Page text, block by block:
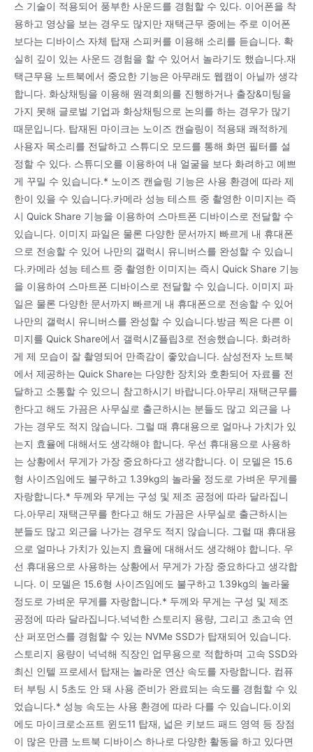
스 기술이 적용되어 풍부한 사운드를 경험할 수 있다. 이어폰을 착
용하고 영상을 보는 경우도 많지만 재택근무 중에는 주로 이어폰
보다는 디바이스 자체 탑재 스피커를 이용해 소리를 듣습니다. 확
실히 깊이 있는 사운드 경험을 할 수 있어서 놀라기도 했습니다.재
택근무용 노트북에서 중요한 기능은 아무래도 웹캠이 아닐까 생각
합니다. 화상채팅을 이용해 원격회의를 진행하거나 출장&미팅을
가지 못해 글로벌 기업과 화상채팅으로 논의를 하는 경우가 많기
때문입니다. 탑재된 마이크는 노이즈 캔슬링이 적용돼 쾌적하게
사용자 목소리를 전달하고 스튜디오 모드를 통해 화면 필터를 설
정할 수 있다. 스튜디오를 이용하여 내 얼굴을 보다 화려하고 예쁘
게 꾸밀 수 있습니다.* 노이즈 캔슬링 기능은 사용 환경에 따라 제
한이 있을 수 있습니다.카메라 성능 테스트 중 촬영한 이미지는 즉
시 Quick Share 기능을 이용하여 스마트폰 디바이스로 전달할 수
있습니다. 이미지 파일은 물론 다양한 문서까지 빠르게 내 휴대폰
으로 전송할 수 있어 나만의 갤럭시 유니버스를 완성할 수 있습니
다.카메라 성능 테스트 중 촬영한 이미지는 즉시 Quick Share 기능
을 이용하여 스마트폰 디바이스로 전달할 수 있습니다. 이미지 파
일은 물론 다양한 문서까지 빠르게 내 휴대폰으로 전송할 수 있어
나만의 갤럭시 유니버스를 완성할 수 있습니다.방금 찍은 다른 이
미지를 Quick Share에서 갤럭시Z플립3로 전송했습니다. 화려하
게 제 모습이 잘 촬영되어 만족감이 좋았습니다. 삼성전자 노트북
에서 제공하는 Quick Share는 다양한 장치와 호환되어 자료를 전
달하고 소통할 수 있으니 참고하시기 바랍니다.아무리 재택근무를
한다고 해도 가끔은 사무실로 출근하시는 분들도 많고 외근을 나
가는 경우도 적지 않습니다. 그럴 때 휴대용으로 얼마나 가치가 있
는지 효율에 대해서도 생각해야 합니다. 우선 휴대용으로 사용하
는 상황에서 무게가 가장 중요하다고 생각합니다. 이 모델은 15.6
형 사이즈임에도 불구하고 1.39kg의 놀라울 정도로 가벼운 무게를
자랑합니다.* 두께와 무게는 구성 및 제조 공정에 따라 달라집니
다.아무리 재택근무를 한다고 해도 가끔은 사무실로 출근하시는
분들도 많고 외근을 나가는 경우도 적지 않습니다. 그럴 때 휴대용
으로 얼마나 가치가 있는지 효율에 대해서도 생각해야 합니다. 우
선 휴대용으로 사용하는 상황에서 무게가 가장 중요하다고 생각합
니다. 이 모델은 15.6형 사이즈임에도 불구하고 1.39kg의 놀라울
정도로 가벼운 무게를 자랑합니다.* 두께와 무게는 구성 및 제조
공정에 따라 달라집니다.넉넉한 스토리지 용량, 그리고 초고속 연
산 퍼포먼스를 경험할 수 있는 NVMe SSD가 탑재되어 있습니다.
스토리지 용량이 넉넉해 직장인 업무용으로 적합하며 고속 SSD와
최신 인텔 프로세서 탑재는 놀라운 연산 속도를 자랑합니다. 컴퓨
터 부팅 시 5초도 안 돼 사용 준비가 완료되는 속도를 경험할 수 있
었습니다.* 성능 속도는 사용 환경에 따라 다를 수 있습니다.이외
에도 마이크로소프트 윈도11 탑재, 넓은 키보드 패드 영역 등 장점
이 많은 만큼 노트북 디바이스 하나로 다양한 활동을 하고 있다면